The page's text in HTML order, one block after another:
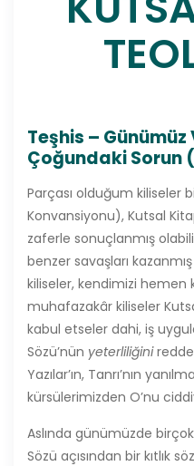
Teşhis – Günümüz
Çoğundaki Sorun
Parçası olduğum kiliseler
Konvansiyonu), Kutsal
zaferle sonuçlanmış
benzer savaşları
kiliseler, kendimizi hemen
muhafazakâr kiliseler Kutsal
kabul etseler dahi, iş
Sözü’nün yeterliliğini
Yazılar’ın, Tanrı’nın
kürsülerimizden O’nu
Aslında günümüzde
Sözü açısından bir kıtlık